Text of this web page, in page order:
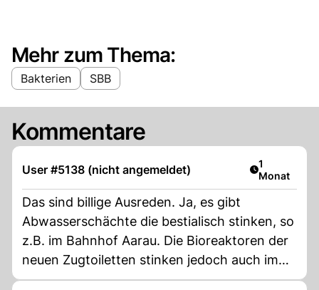
Mehr zum Thema:
Bakterien SBB
Kommentare
User #5138 (nicht angemeldet) Artikel
1
Monat
Das sind billige Ausreden. Ja, es gibt
Abwasserschächte die bestialisch stinken, so
z.B. im Bahnhof Aarau. Die Bioreaktoren der
neuen Zugtoiletten stinken jedoch auch im
Normalbetrieb meiner Erfahrung nach